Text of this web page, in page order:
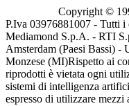
Copyright ©
P.Iva 03976881007 - Tutti
Mediamond S.p.A. - RTI
Amsterdam (Paesi Bassi)
Monzese (MI)Rispetto ai
riprodotti è vietata ogni
sistemi di intelligenza
espresso di utilizzare mezzi